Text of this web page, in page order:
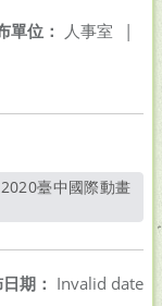
單位： 人事室 |
新視窗
期： Invalid date